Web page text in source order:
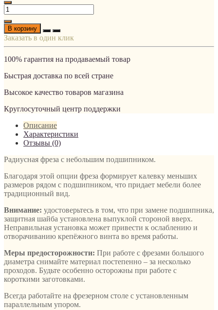
В корзину
Заказать в один клик
100% гарантия на продаваемый товар
Быстрая доставка по всей стране
Высокое качество товаров магазина
Круглосуточный центр поддержки
Описание
Характеристики
Отзывы (0)
Радиусная фреза с небольшим подшипником.
Благодаря этой опции фреза формирует калевку меньших
размеров рядом с подшипником, что придает мебели более
традиционный вид.
Внимание: удостоверьтесь в том, что при замене подшипника,
защитная шайба установлена выпуклой стороной вверх.
Неправильная установка может привести к ослаблению и
отворачиванию крепёжного винта во время работы.
Меры предосторожности: При работе с фрезами большого
диаметра снимайте материал постепенно – за несколько
проходов. Будьте особенно осторожны при работе с
короткими заготовками.
Всегда работайте на фрезерном столе с установленным
параллельным упором.